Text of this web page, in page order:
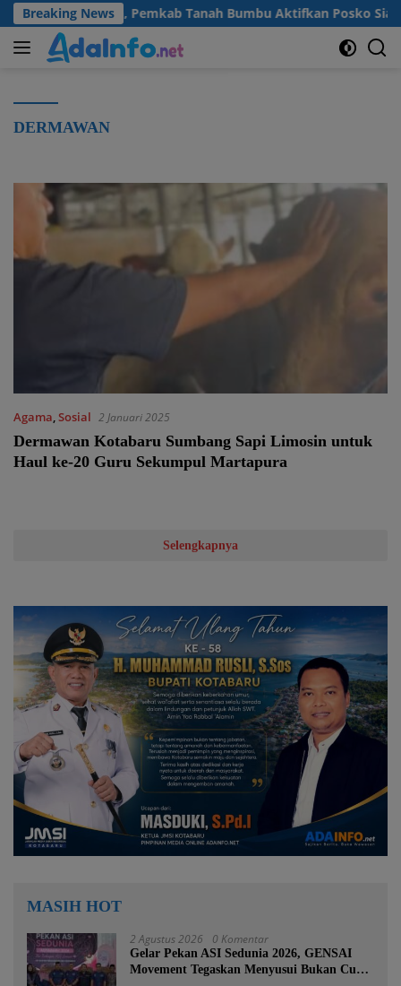
Langsung
ke
konten
Breaking News
Kekeringan, Pemkab Tanah Bumbu Aktifkan Posko Siaga
DERMAWAN
Agama,Sosial 2 Januari 2025
Dermawan Kotabaru Sumbang Sapi Limosin untuk
Haul ke-20 Guru Sekumpul Martapura
Selengkapnya
MASIH HOT
2 Agustus 2026 0 Komentar
Gelar Pekan ASI Sedunia 2026, GENSAI
Movement Tegaskan Menyusui Bukan Cuma